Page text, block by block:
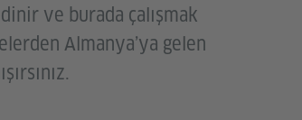
ve burada çalışmak
Almanya’ya gelen